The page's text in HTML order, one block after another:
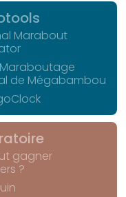
Marabout
Maraboutage
de Mégabambou
gagner
?